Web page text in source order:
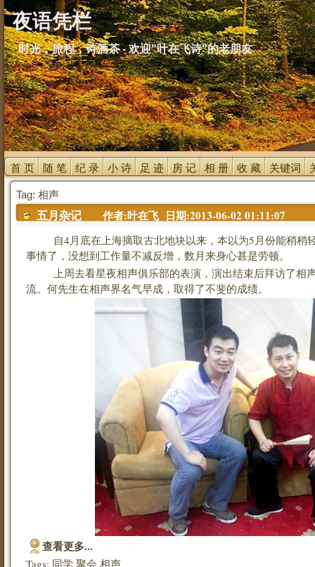
夜语凭栏
时光，旅程，诗酒茶 - 欢迎"叶在飞诗"的老朋友
首 页 随 笔 纪 录 小 诗 足 迹 房 记 相 册 收 藏 关键词
Tag: 相声
五月杂记
作者:叶在飞 日期:2013-06-02 01:11:07
自4月底在上海摘取古北地块以来，本以为5月份能稍稍
事情了，没想到工作量不减反增，数月来身心甚是劳顿。
上周去看星夜相声俱乐部的表演，演出结束后拜访了相
流。何先生在相声界名气早成，取得了不斐的成绩。
查看更多...
Tags: 同学 聚会 相声